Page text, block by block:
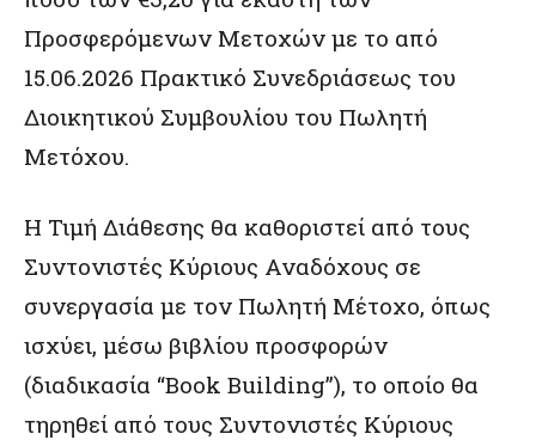
Προσφερόμενων Μετοχών με τo από
15.06.2026 Πρακτικό Συνεδριάσεως του
Διοικητικού Συμβουλίου του Πωλητή
Μετόχου.
Η Τιμή Διάθεσης θα καθοριστεί από τους
Συντονιστές Κύριους Αναδόχους σε
συνεργασία με τον Πωλητή Μέτοχο, όπως
ισχύει, μέσω βιβλίου προσφορών
(διαδικασία “Βook Building”), το οποίο θα
τηρηθεί από τους Συντονιστές Κύριους